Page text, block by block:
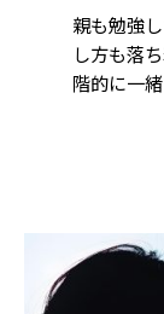
親も勉強
し方も落
階的に一